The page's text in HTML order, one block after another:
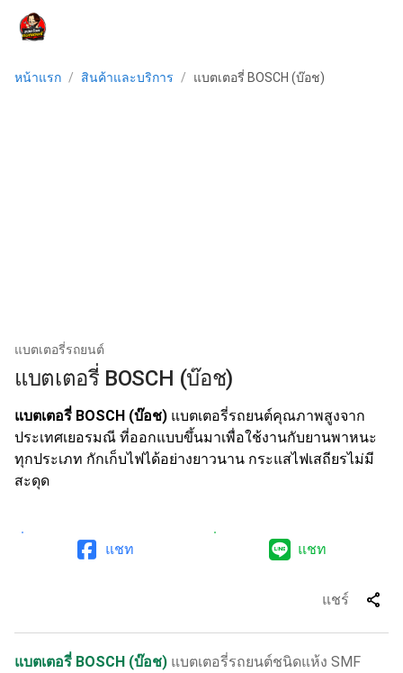
หน้าแรก / สินค้าและบริการ / แบตเตอรี่ BOSCH (บ๊อช)
แบตเตอรี่รถยนต์
แบตเตอรี่ BOSCH (บ๊อช)
แบตเตอรี่ BOSCH (บ๊อช) แบตเตอรี่รถยนต์คุณภาพสูงจาก
ประเทศเยอรมณี ที่ออกแบบขึ้นมาเพื่อใช้งานกับยานพาหนะ
ทุกประเภท กักเก็บไฟได้อย่างยาวนาน กระแสไฟเสถียรไม่มี
สะดุด
แชท แชท
แชร์ share
แบตเตอรี่ BOSCH (บ๊อช) แบตเตอรี่รถยนต์ชนิดแห้ง SMF